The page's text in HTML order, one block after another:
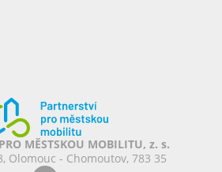
MĚSTSKOU MOBILITU, z. s.
Olomouc - Chomoutov, 783 35